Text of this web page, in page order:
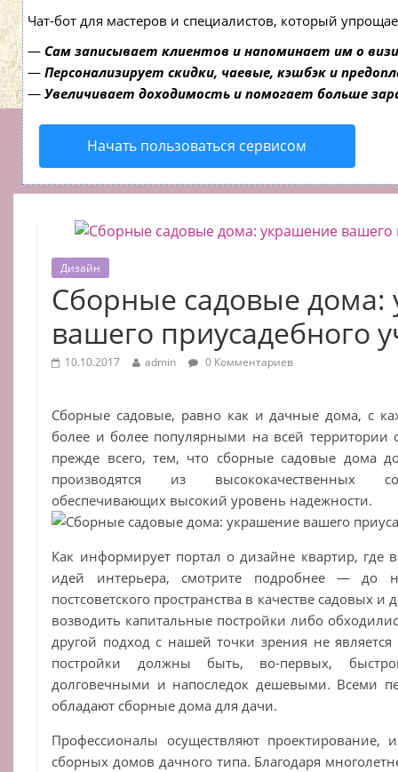
Чат-бот для мастеров и специалистов, который
— Сам записывает клиентов и напоминает им о
— Персонализирует скидки, чаевые, кэшбэк и
— Увеличивает доходимость и помогает больше
Начать пользоваться сервисом
Дизайн
Сборные садовые дома:
вашего приусадебного
10.10.2017 admin 0 Комментариев
Сборные садовые, равно как и дачные дома, с
более и более популярными на всей территории
прежде всего, тем, что сборные садовые дома
производятся из высококачественных
обеспечивающих высокий уровень надежности.
Как информирует портал о дизайне квартир, где
идей интерьера, смотрите подробнее — до
постсоветского пространства в качестве садовых
возводить капитальные постройки либо
другой подход с нашей точки зрения не
постройки должны быть, во-первых,
долговечными и напоследок дешевыми. Всеми
обладают сборные дома для дачи.
Профессионалы осуществляют проектирование,
сборных домов дачного типа. Благодаря